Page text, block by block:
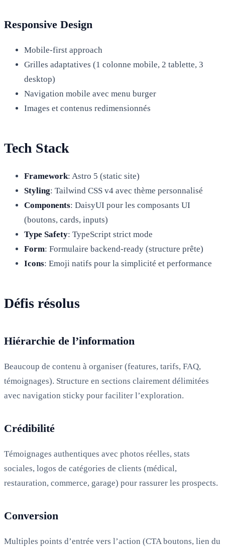
Responsive Design
Mobile-first approach
Grilles adaptatives (1 colonne mobile, 2 tablette, 3
desktop)
Navigation mobile avec menu burger
Images et contenus redimensionnés
Tech Stack
Framework: Astro 5 (static site)
Styling: Tailwind CSS v4 avec thème personnalisé
Components: DaisyUI pour les composants UI
(boutons, cards, inputs)
Type Safety: TypeScript strict mode
Form: Formulaire backend-ready (structure prête)
Icons: Emoji natifs pour la simplicité et performance
Défis résolus
Hiérarchie de l’information
Beaucoup de contenu à organiser (features, tarifs, FAQ,
témoignages). Structure en sections clairement délimitées
avec navigation sticky pour faciliter l’exploration.
Crédibilité
Témoignages authentiques avec photos réelles, stats
sociales, logos de catégories de clients (médical,
restauration, commerce, garage) pour rassurer les prospects.
Conversion
Multiples points d’entrée vers l’action (CTA boutons, lien du